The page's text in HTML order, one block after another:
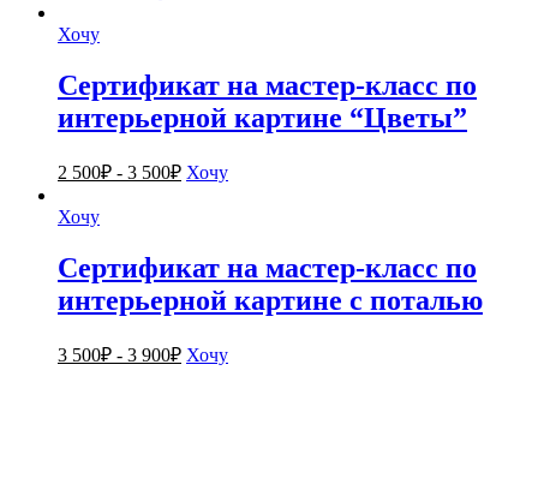
Хочу
Сертификат на мастер-класс по
интерьерной картине “Цветы”
2 500₽ - 3 500₽ Хочу
Хочу
Сертификат на мастер-класс по
интерьерной картине с поталью
3 500₽ - 3 900₽ Хочу